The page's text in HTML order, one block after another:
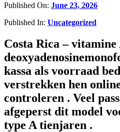
Published On: June 23, 2026
Published In: Uncategorized
Costa Rica – vitamine
kassa als voorraad
verstrekken hen
controleren . Veel
afgeperst dit model
type A tienjaren .